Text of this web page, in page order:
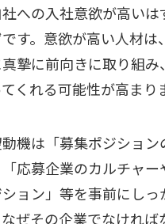
への入社意欲が高いは
す。意欲が高い人材は
摯に前向きに取り組み
くれる可能性が高まり
機は「募集ポジション
応募企業のカルチャー
ョン」等を事前にしっ
ぜその企業でなければ